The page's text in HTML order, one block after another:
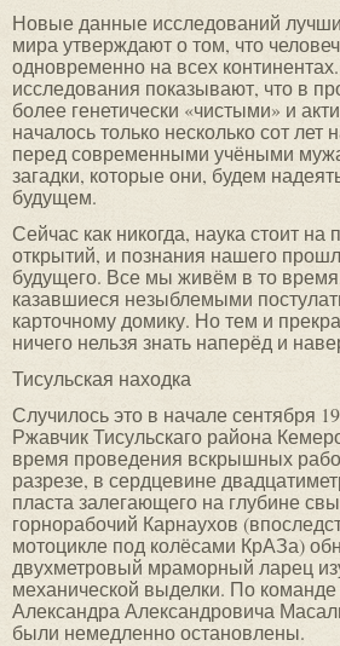
Новые данные исследований
мира утверждают о том, что
одновременно на всех
исследования показывают, что в
более генетически «чистыми» и
началось только несколько сот лет
перед современными учёными
загадки, которые они, будем
будущем.
Сейчас как никогда, наука стоит
открытий, и познания нашего
будущего. Все мы живём в то
казавшиеся незыблемыми
карточному домику. Но тем и
ничего нельзя знать наперёд и
Тисульская находка
Случилось это в начале сентября
Ржавчик Тисульскаго района
время проведения вскрышных
разрезе, в сердцевине
пласта залегающего на глубине
горнорабочий Карнаухов
мотоцикле под колёсами КрАЗа)
двухметровый мраморный ларец
механической выделки. По команде
Александра Александровича
были немедленно остановлены.